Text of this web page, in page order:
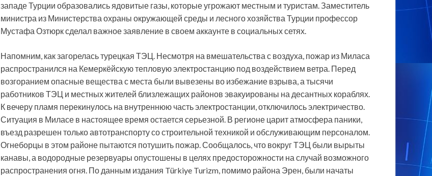
западе Турции образовались ядовитые газы, которые угрожают местным и туристам.Заместитель
министра из Министерства охраны окружающей среды и лесного хозяйства Турции профессор
Мустафа Озтюрк сделал важное заявление в своем аккаунте в социальных сетях.
Напомним, как загорелась турецкая ТЭЦ. Несмотря на вмешательства с воздуха, пожар из Миласа
распространился на Кемеркёйскую тепловую электростанцию под воздействием ветра. Перед
возгоранием опасные вещества с места были вывезены во избежание взрыва, а тысячи
работников ТЭЦ и местных жителей близлежащих районов эвакуированы на десантных кораблях.
К вечеру пламя перекинулось на внутреннюю часть электростанции, отключилось электричество.
Ситуация в Миласе в настоящее время остается серьезной. В регионе царит атмосфера паники,
въезд разрешен только автотранспорту со строительной техникой и обслуживающим персоналом.
Огнеборцы в этом районе пытаются потушить пожар. Сообщалось, что вокруг ТЭЦ были вырыты
канавы, а водородные резервуары опустошены в целях предосторожности на случай возможного
распространения огня. По данным издания Türkiye Turizm, помимо района Эрен, были начаты